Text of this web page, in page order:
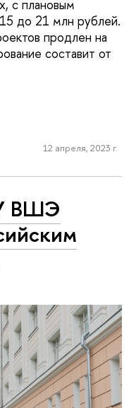
с плановым
до 21 млн рублей.
продлен на
составит от
12 апреля, 2023 г.
ВШЭ